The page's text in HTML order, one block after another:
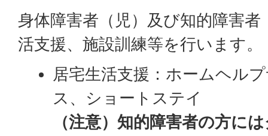
身体障害者（児）及び知的障害
活支援、施設訓練等を行います。
居宅生活支援：ホームヘル
ス、ショートステイ
（注意）知的障害者の方に